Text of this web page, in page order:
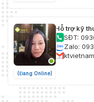
(Đang Online)
Hỗ trợ kỹ
SĐT:
Zalo: